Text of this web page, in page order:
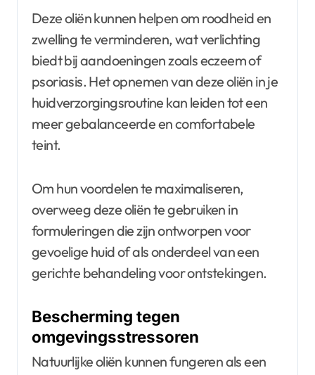
Deze oliën kunnen helpen om roodheid en
zwelling te verminderen, wat verlichting
biedt bij aandoeningen zoals eczeem of
psoriasis. Het opnemen van deze oliën in je
huidverzorgingsroutine kan leiden tot een
meer gebalanceerde en comfortabele
teint.
Om hun voordelen te maximaliseren,
overweeg deze oliën te gebruiken in
formuleringen die zijn ontworpen voor
gevoelige huid of als onderdeel van een
gerichte behandeling voor ontstekingen.
Bescherming tegen
omgevingsstressoren
Natuurlijke oliën kunnen fungeren als een